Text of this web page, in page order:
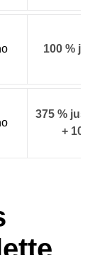
100 %
375 %
+ 100